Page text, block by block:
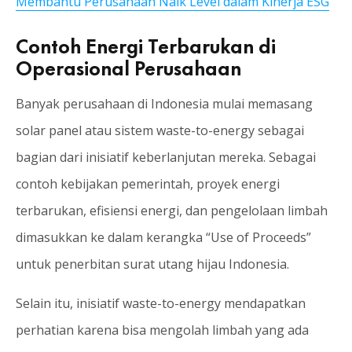
Contoh Energi Terbarukan di
Operasional Perusahaan
Banyak perusahaan di Indonesia mulai memasang
solar panel atau sistem waste-to-energy sebagai
bagian dari inisiatif keberlanjutan mereka. Sebagai
contoh kebijakan pemerintah, proyek energi
terbarukan, efisiensi energi, dan pengelolaan limbah
dimasukkan ke dalam kerangka “Use of Proceeds”
untuk penerbitan surat utang hijau Indonesia.
Selain itu, inisiatif waste-to-energy mendapatkan
perhatian karena bisa mengolah limbah yang ada